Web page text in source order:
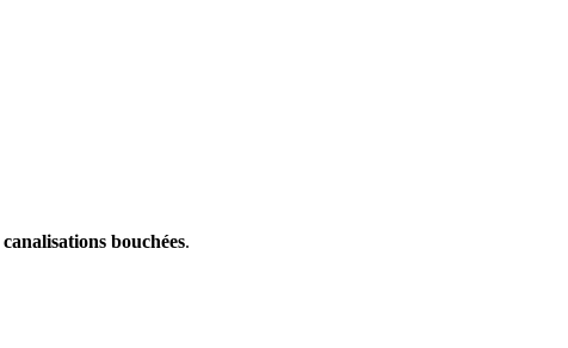
canalisations bouchées.